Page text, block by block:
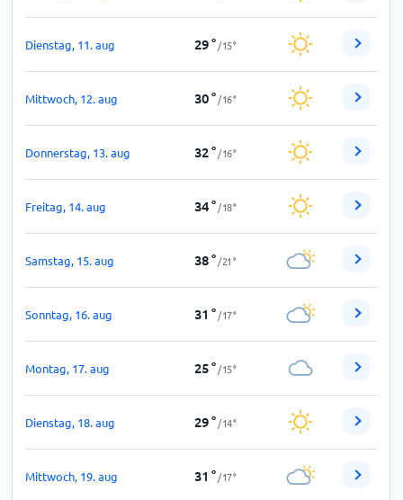
Dienstag, 11. aug 29° /15°
Mittwoch, 12. aug 30° /16°
Donnerstag, 13. aug 32° /16°
Freitag, 14. aug 34° /18°
Samstag, 15. aug 38° /21°
Sonntag, 16. aug 31 ° /17°
Montag, 17. aug 25° /15°
Dienstag, 18. aug 29° /14°
Mittwoch, 19. aug 31 ° /17°